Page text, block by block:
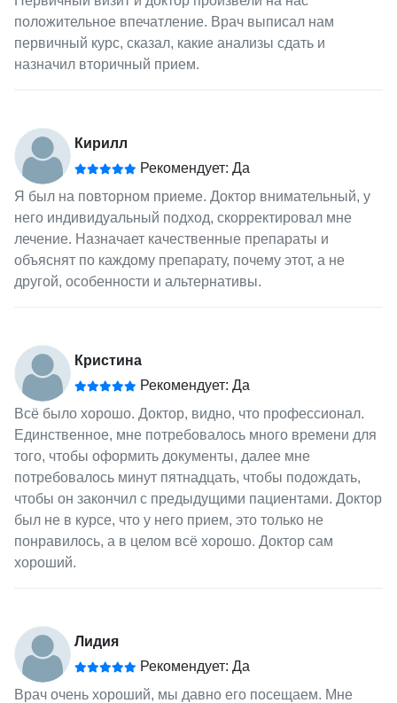
положительное впечатление. Врач выписал нам
первичный курс, сказал, какие анализы сдать и
назначил вторичный прием.
Кирилл
Рекомендует: Да
Я был на повторном приеме. Доктор внимательный, у
него индивидуальный подход, скорректировал мне
лечение. Назначает качественные препараты и
объяснят по каждому препарату, почему этот, а не
другой, особенности и альтернативы.
Кристина
Рекомендует: Да
Всё было хорошо. Доктор, видно, что профессионал.
Единственное, мне потребовалось много времени для
того, чтобы оформить документы, далее мне
потребовалось минут пятнадцать, чтобы подождать,
чтобы он закончил с предыдущими пациентами. Доктор
был не в курсе, что у него прием, это только не
понравилось, а в целом всё хорошо. Доктор сам
хороший.
Лидия
Рекомендует: Да
Врач очень хороший, мы давно его посещаем. Мне